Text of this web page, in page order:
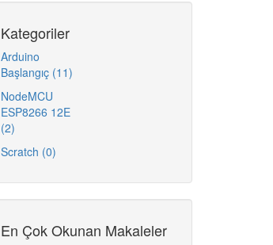
Kategoriler
Arduino
Başlangıç (11)
NodeMCU
ESP8266 12E
(2)
Scratch (0)
En Çok Okunan Makaleler